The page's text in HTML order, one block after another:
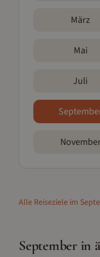
März
Mai
Juli
Alle Reiseziele im
Septemberin